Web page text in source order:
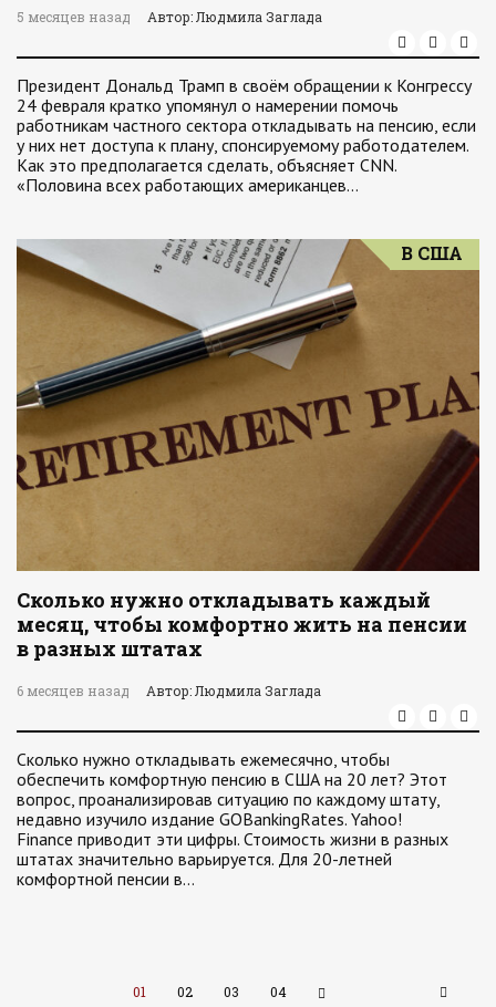
5 месяцев назад Автор: Людмила Заглада
Президент Дональд Трамп в своём обращении к Конгрессу
24 февраля кратко упомянул о намерении помочь
работникам частного сектора откладывать на пенсию, если
у них нет доступа к плану, спонсируемому работодателем.
Как это предполагается сделать, объясняет CNN.
«Половина всех работающих американцев…
В США
Сколько нужно откладывать каждый
месяц, чтобы комфортно жить на пенсии
в разных штатах
6 месяцев назад Автор: Людмила Заглада
Сколько нужно откладывать ежемесячно, чтобы
обеспечить комфортную пенсию в США на 20 лет? Этот
вопрос, проанализировав ситуацию по каждому штату,
недавно изучило издание GOBankingRates. Yahoo!
Finance приводит эти цифры. Стоимость жизни в разных
штатах значительно варьируется. Для 20-летней
комфортной пенсии в…
01 02 03 04